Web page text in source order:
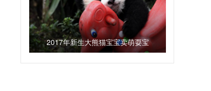
2017年新生大熊猫宝宝卖萌耍宝